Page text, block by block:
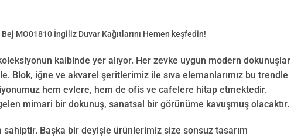
Bej MO01810 İngiliz Duvar Kağıtlarını Hemen keşfedin!
kalbinde yer alıyor. Her zevke uygun modern dokunuşlar
Blok, iğne ve akvarel şeritlerimiz ile sıva elemanlarımız bu trendle
hem evlere, hem de ofis ve cafelere hitap etmektedir.
mimari bir dokunuş, sanatsal bir görünüme kavuşmuş olacaktır.
Başka bir deyişle ürünlerimiz size sonsuz tasarım